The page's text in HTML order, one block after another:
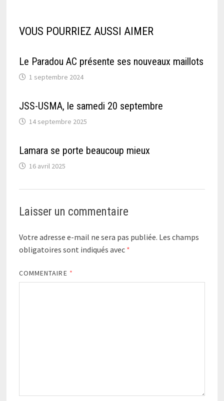
VOUS POURRIEZ AUSSI AIMER
Le Paradou AC présente ses nouveaux maillots
1 septembre 2024
JSS-USMA, le samedi 20 septembre
14 septembre 2025
Lamara se porte beaucoup mieux
16 avril 2025
Laisser un commentaire
Votre adresse e-mail ne sera pas publiée. Les champs
obligatoires sont indiqués avec *
COMMENTAIRE *